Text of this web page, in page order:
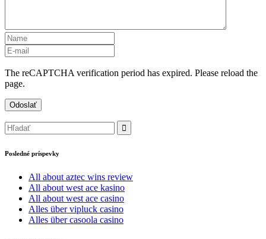
The reCAPTCHA verification period has expired. Please reload the
page.
Posledné príspevky
All about aztec wins review
All about west ace kasino
All about west ace casino
Alles über vipluck casino
Alles über casoola casino